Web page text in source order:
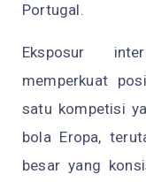
Portugal.
Eksposur
memperkuat
satu kompetisi
bola Eropa,
besar yang